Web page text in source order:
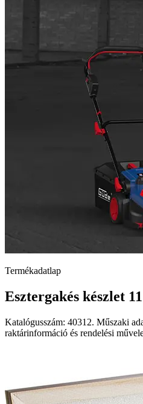
Termékadatlap
Esztergakés készlet
Katalógusszám: 40312. Műszaki
raktárinformáció és rendelési